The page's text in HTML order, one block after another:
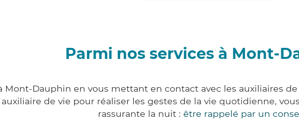
Parmi nos services à Mont-
Mont-Dauphin en vous mettant en contact avec les auxiliaires
de vie pour réaliser les gestes de la vie quotidienne,
rassurante la nuit : être rappelé par un